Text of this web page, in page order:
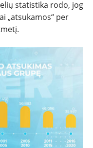
statistika rodo, jog
„atsukamos“ per